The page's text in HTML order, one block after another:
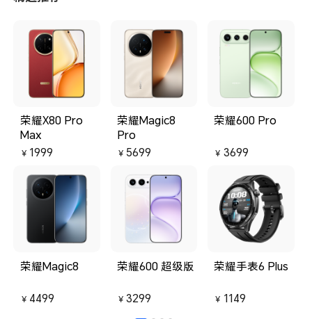
不仅如此，荣耀还利用AI技术持续
赋能“小巨幕”，跨越手机与穿搭边
界，成为竖折手机的全新典范
荣耀X80 Pro
Max
￥ 1999
荣耀Magic8
Pro
￥ 5699
荣耀600 Pro
￥ 3699
荣耀Magic8
￥ 4499
荣耀600 超级版
￥ 3299
荣耀手表6 Plus
￥ 1149